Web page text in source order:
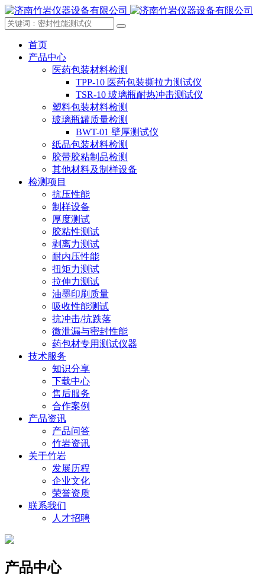
首页
产品中心
医药包装材料检测
TPP-10 医药包装撕拉力测试仪
TSR-10 玻璃瓶耐热冲击测试仪
塑料包装材料检测
玻璃瓶罐质量检测
BWT-01 壁厚测试仪
纸品包装材料检测
胶带胶粘制品检测
其他材料及制样设备
检测项目
抗压性能
制样设备
厚度测试
胶粘性测试
剥离力测试
耐内压性能
扭矩力测试
拉伸力测试
油墨印刷质量
吸收性能测试
抗冲击/抗跌落
微泄漏与密封性能
药包材专用测试仪器
技术服务
知识分享
下载中心
售后服务
合作案例
产品资讯
产品问答
竹岩资讯
关于竹岩
发展历程
企业文化
荣誉资质
联系我们
人才招聘
产品中心